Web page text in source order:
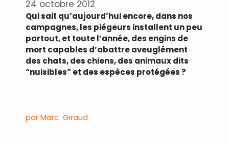
24 octobre 2012
Qui sait qu’aujourd’hui encore, dans nos
campagnes, les piégeurs installent un peu
partout, et toute l’année, des engins de
mort capables d’abattre aveuglément
des chats, des chiens, des animaux dits
“nuisibles” et des espèces protégées ?
par Marc Giraud